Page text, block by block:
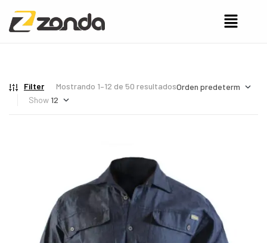
Filter
Mostrando 1–12 de 50 resultados
Show